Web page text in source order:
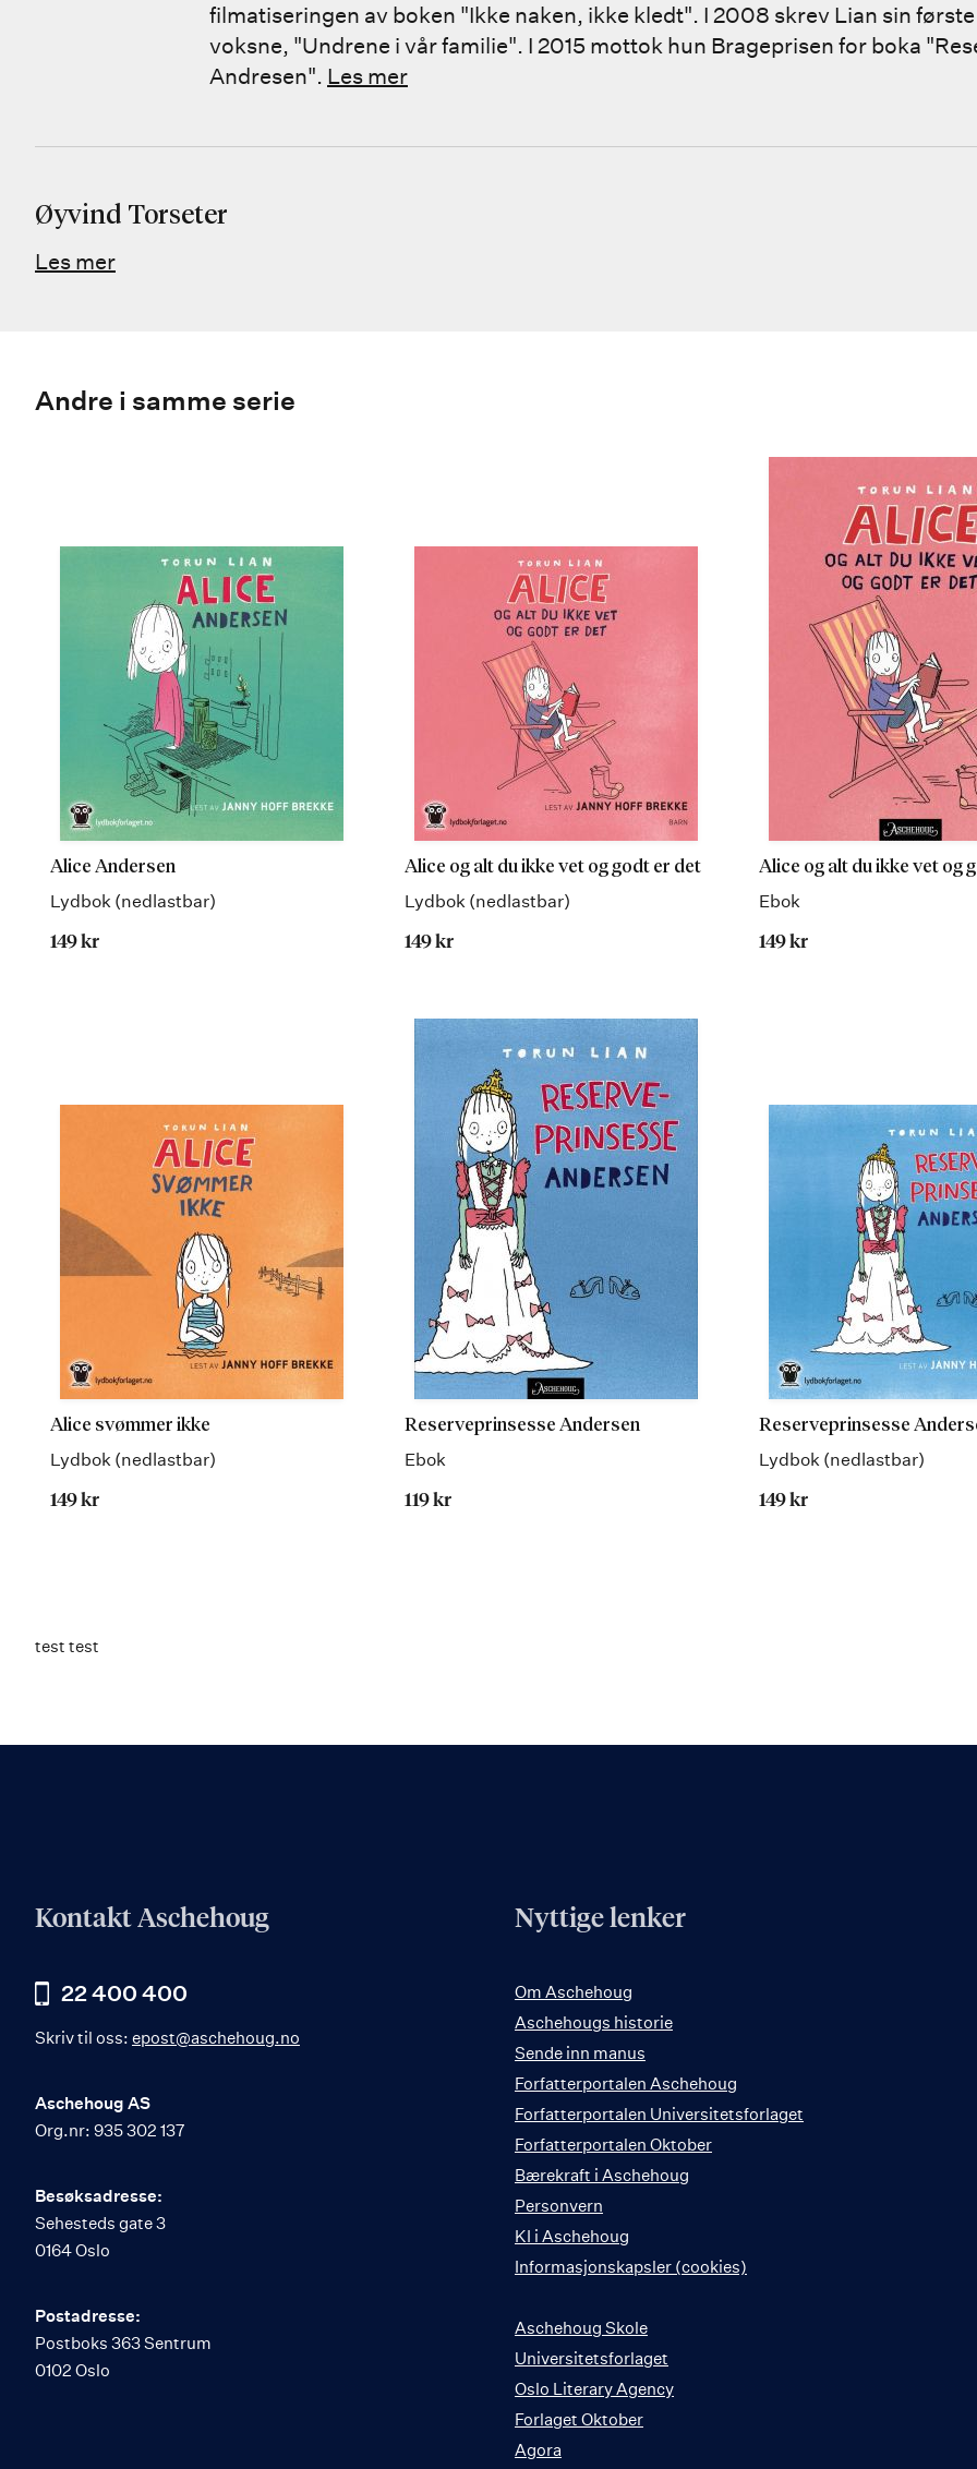
filmatiseringen av boken "Ikke naken, ikke kledt". I 2008 skrev Lian sin
voksne, "Undrene i vår familie". I 2015 mottok hun Brageprisen for boka
Andresen". Les mer
Øyvind Torseter
Les mer
Andre i samme serie
Alice Andersen
Lydbok (nedlastbar)
149 kr
Alice og alt du ikke vet og godt er det
Lydbok (nedlastbar)
149 kr
Alice og alt du ikke vet og
Ebok
149 kr
Alice svømmer ikke
Lydbok (nedlastbar)
149 kr
Reserveprinsesse Andersen
Ebok
119 kr
Reserveprinsesse
Lydbok (nedlastbar)
149 kr
test test
Kontakt Aschehoug
22 400 400
Skriv til oss: epost@aschehoug.no
Aschehoug AS
Org.nr: 935 302 137
Besøksadresse:
Sehesteds gate 3
0164 Oslo
Postadresse:
Postboks 363 Sentrum
0102 Oslo
Nyttige lenker
Om Aschehoug
Aschehougs historie
Sende inn manus
Forfatterportalen Aschehoug
Forfatterportalen Universitetsforlaget
Forfatterportalen Oktober
Bærekraft i Aschehoug
Personvern
KI i Aschehoug
Informasjonskapsler (cookies)
Aschehoug Skole
Universitetsforlaget
Oslo Literary Agency
Forlaget Oktober
Agora